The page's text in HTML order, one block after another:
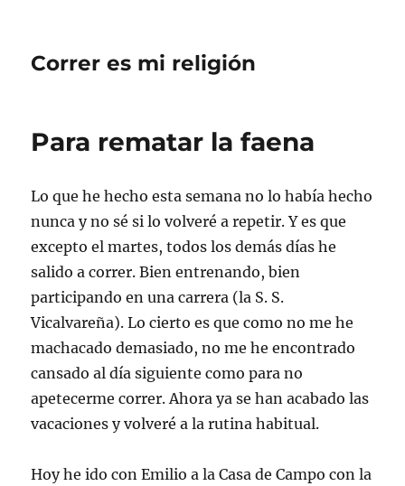
Correr es mi religión
Para rematar la faena
Lo que he hecho esta semana no lo había hecho
nunca y no sé si lo volveré a repetir. Y es que
excepto el martes, todos los demás días he
salido a correr. Bien entrenando, bien
participando en una carrera (la S. S.
Vicalvareña). Lo cierto es que como no me he
machacado demasiado, no me he encontrado
cansado al día siguiente como para no
apetecerme correr. Ahora ya se han acabado las
vacaciones y volveré a la rutina habitual.
Hoy he ido con Emilio a la Casa de Campo con la